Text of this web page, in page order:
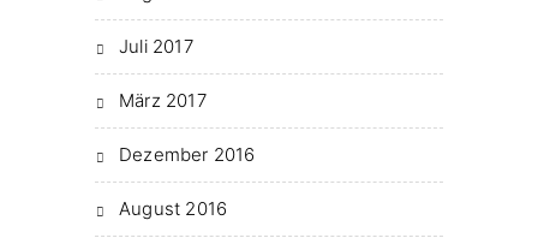
Juli 2017
März 2017
Dezember 2016
August 2016